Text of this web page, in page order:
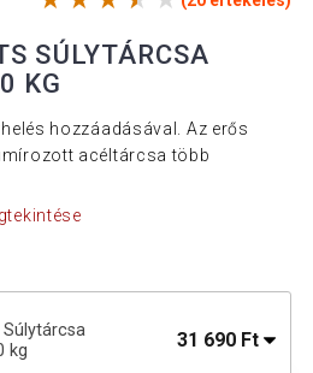
SÚLYTÁRCSA
KG
hozzáadásával. Az erős
acéltárcsa több
kg
31 690 Ft